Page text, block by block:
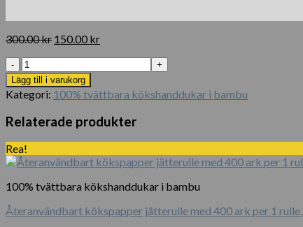
300.00kr Det
var:
300.00 kr.
150.00 krDet
150.00 kr.
2
rullar
420
ark
återanvändbara
rengöringsdukar-
avfettningsservetter,
för
upptagna
hushåll.
mängd
Lägg till i varukorg
Kategori: 100% tvättbara kökshanddukar i bambu
Relaterade produkter
Rea!
100% tvättbara kökshanddukar i bambu
Återanvändbart kökspapper jätterulle med 400 ark per 1 rulle.